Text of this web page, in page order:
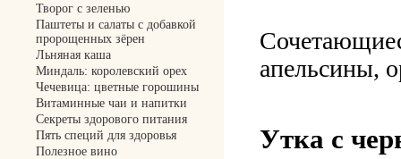
Творог с зеленью
Паштеты и салаты с добавкой
пророщенных зёрен
Льняная каша
Миндаль: королевский орех
Чечевица: цветные горошины
Витаминные чаи и напитки
Секреты здорового питания
Пять специй для здоровья
Полезное вино
апельсины,
Утка с